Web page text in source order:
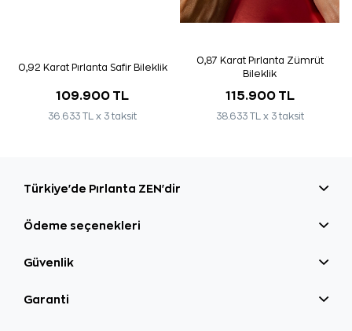
0,92 Karat Pırlanta Safir Bileklik
109.900 TL
36.633 TL x 3 taksit
0,87 Karat Pırlanta Zümrüt
Bileklik
115.900 TL
38.633 TL x 3 taksit
Türkiye'de Pırlanta ZEN'dir
Ödeme seçenekleri
Güvenlik
Garanti